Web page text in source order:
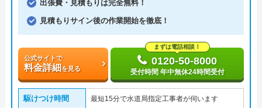
出張費・見積もりは完全無料！
見積もりサイン後の作業開始を徹底！
公式サイトで
料金詳細を見る
まずは電話相談！
0120-50-8000
受付時間 年中無休24時間受付
駆けつけ時間 最短15分で水道局指定工事者が伺います